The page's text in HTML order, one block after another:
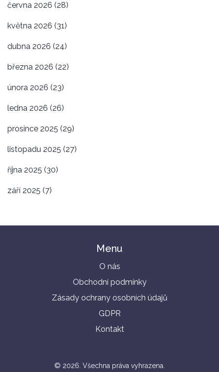
června 2026 (28)
května 2026 (31)
dubna 2026 (24)
března 2026 (22)
února 2026 (23)
ledna 2026 (26)
prosince 2025 (29)
listopadu 2025 (27)
října 2025 (30)
září 2025 (7)
Menu
O nás
Obchodní podmínky
Zásady ochrany osobních údajů
GDPR
Kontakt
© 2026. Všechna práva vyhrazena.